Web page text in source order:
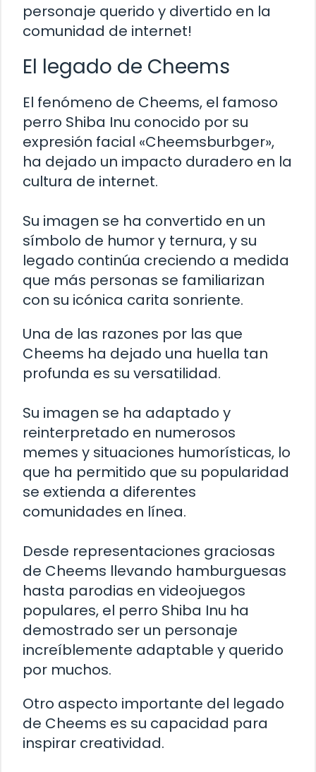
personaje querido y divertido en la
comunidad de internet!
El legado de Cheems
El fenómeno de Cheems, el famoso
perro Shiba Inu conocido por su
expresión facial «Cheemsburbger»,
ha dejado un impacto duradero en la
cultura de internet.
Su imagen se ha convertido en un
símbolo de humor y ternura, y su
legado continúa creciendo a medida
que más personas se familiarizan
con su icónica carita sonriente.
Una de las razones por las que
Cheems ha dejado una huella tan
profunda es su versatilidad.
Su imagen se ha adaptado y
reinterpretado en numerosos
memes y situaciones humorísticas, lo
que ha permitido que su popularidad
se extienda a diferentes
comunidades en línea.
Desde representaciones graciosas
de Cheems llevando hamburguesas
hasta parodias en videojuegos
populares, el perro Shiba Inu ha
demostrado ser un personaje
increíblemente adaptable y querido
por muchos.
Otro aspecto importante del legado
de Cheems es su capacidad para
inspirar creatividad.